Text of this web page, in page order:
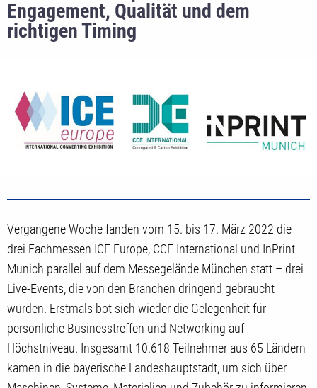
Engagement, Qualität und dem
richtigen Timing
Vergangene Woche fanden vom 15. bis 17. März 2022 die
drei Fachmessen ICE Europe, CCE International und InPrint
Munich parallel auf dem Messegelände München statt – drei
Live-Events, die von den Branchen dringend gebraucht
wurden. Erstmals bot sich wieder die Gelegenheit für
persönliche Businesstreffen und Networking auf
Höchstniveau. Insgesamt 10.618 Teilnehmer aus 65 Ländern
kamen in die bayerische Landeshauptstadt, um sich über